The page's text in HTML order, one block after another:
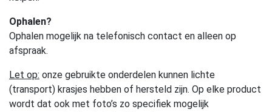
Ophalen?
Ophalen mogelijk na telefonisch contact en alleen op
afspraak.
Let op: onze gebruikte onderdelen kunnen lichte
(transport) krasjes hebben of hersteld zijn. Op elke product
wordt dat ook met foto’s zo specifiek mogelijk